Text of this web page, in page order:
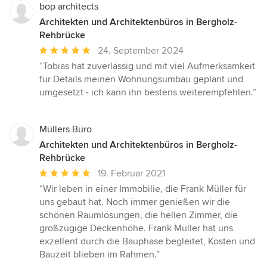
bop architects
Architekten und Architektenbüros in Bergholz-
Rehbrücke
Durchschnittliche
Bewertung:
5
von
24. September 2024
“Tobias hat zuverlässig und mit viel Aufmerksamkeit
für Details meinen Wohnungsumbau geplant und
umgesetzt - ich kann ihn bestens weiterempfehlen.”
Müllers Büro
Architekten und Architektenbüros in Bergholz-
Rehbrücke
Durchschnittliche
Bewertung:
5
von
5
Sternen
19. Februar 2021
“Wir leben in einer Immobilie, die Frank Müller für
uns gebaut hat. Noch immer genießen wir die
schönen Raumlösungen, die hellen Zimmer, die
großzügige Deckenhöhe. Frank Müller hat uns
exzellent durch die Bauphase begleitet, Kosten und
Bauzeit blieben im Rahmen.”